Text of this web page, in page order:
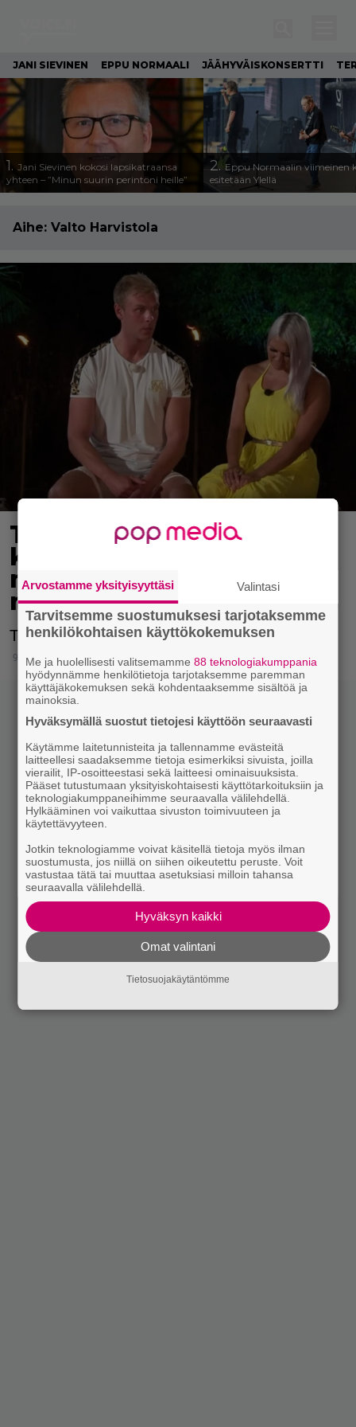
JANI SIEVINEN EPPU NORMAALI JÄÄHYVÄISKONSERTTI
1. Jani Sievinen kokosi lapsikatraansa
yhteen – ”Minun suurin perintöni heille”
2. Eppu Normaalin viimeinen
esitetään Ylellä
Aihe: Valto Harvistola
Temptation Islandissa
karvaasti pettynyt Valto
meni naimisiin – myös
morsian tuttu tosi-tv:stä
Tosi-tv-tähdet solmivat avioliiton.
9.6.2026 19:26
Arvostamme yksityisyyttäsi Valintasi
Tarvitsemme suostumuksesi tarjotaksemme
henkilökohtaisen käyttökokemuksen
Me ja huolellisesti valitsemamme88 teknologiakumppania
hyödynnämme henkilötietoja tarjotaksemme paremman
käyttäjäkokemuksen sekä kohdentaaksemme sisältöä ja
mainoksia.
Hyväksymällä suostut tietojesi käyttöön seuraavasti
Käytämme laitetunnisteita ja tallennamme evästeitä
laitteellesi saadaksemme tietoja esimerkiksi sivuista, joilla
vierailit, IP-osoitteestasi sekä laitteesi ominaisuuksista.
Pääset tutustumaan yksityiskohtaisesti käyttötarkoituksiin ja
teknologiakumppaneihimme seuraavalla välilehdellä.
Hylkääminen voi vaikuttaa sivuston toimivuuteen ja
käytettävyyteen.
Jotkin teknologiamme voivat käsitellä tietoja myös ilman
suostumusta, jos niillä on siihen oikeutettu peruste. Voit
vastustaa tätä tai muuttaa asetuksiasi milloin tahansa
seuraavalla välilehdellä.
Hyväksyn kaikki
Omat valintani
Tietosuojakäytäntömme